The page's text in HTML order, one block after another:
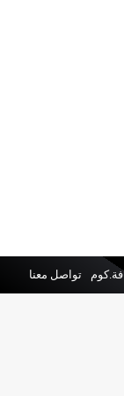
تواصل معنا